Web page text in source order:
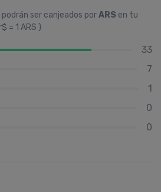
ser canjeados porARS en tu
= 1 ARS )
33
7
1
0
0